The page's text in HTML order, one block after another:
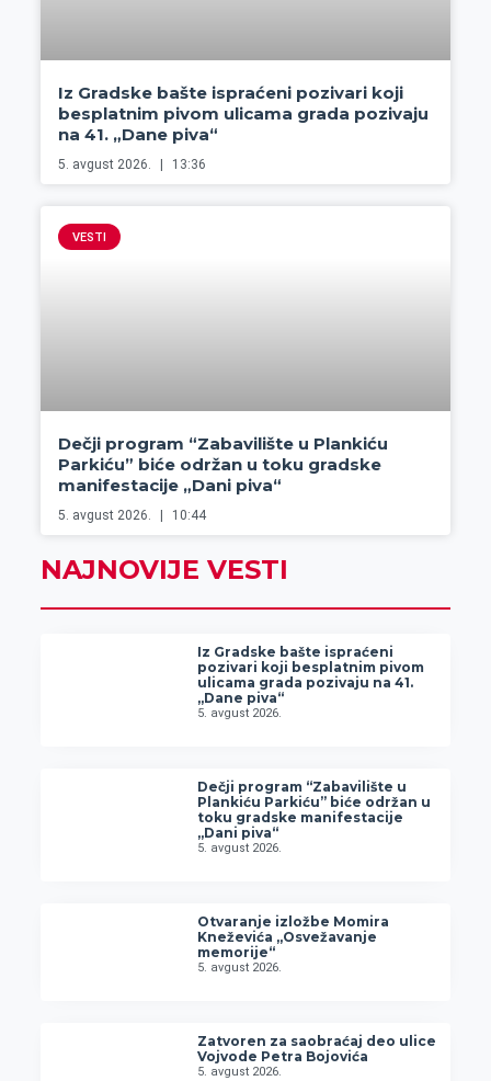
Iz Gradske bašte ispraćeni pozivari koji
besplatnim pivom ulicama grada pozivaju
na 41. „Dane piva“
5. avgust 2026. 13:36
VESTI
Dečji program “Zabavilište u Plankiću
Parkiću” biće održan u toku gradske
manifestacije „Dani piva“
5. avgust 2026. 10:44
NAJNOVIJE VESTI
Iz Gradske bašte ispraćeni
pozivari koji besplatnim pivom
ulicama grada pozivaju na 41.
„Dane piva“
5. avgust 2026.
Dečji program “Zabavilište u
Plankiću Parkiću” biće održan u
toku gradske manifestacije
„Dani piva“
5. avgust 2026.
Otvaranje izložbe Momira
Kneževića „Osvežavanje
memorije“
5. avgust 2026.
Zatvoren za saobraćaj deo ulice
Vojvode Petra Bojovića
5. avgust 2026.